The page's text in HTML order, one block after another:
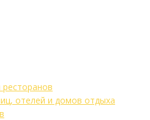
отелей и домов отдыха